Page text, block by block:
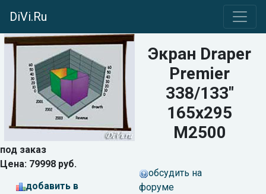
DiVi.Ru
под заказ
Цена: 79998 руб.
добавить в
Экран Draper
Premier
338/133"
165x295
M2500
обсудить на
форуме